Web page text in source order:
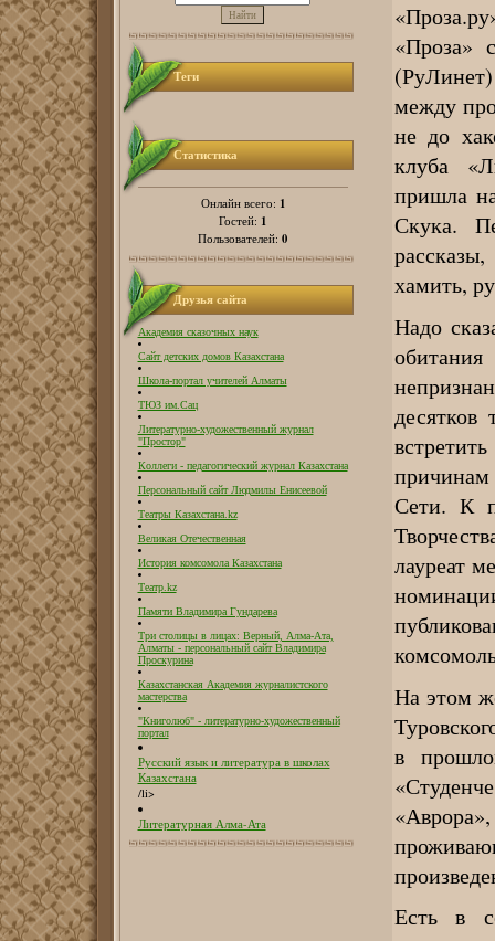
Теги
Статистика
Онлайн всего: 1
Гостей: 1
Пользователей: 0
Друзья сайта
Академия сказочных наук
Сайт детских домов Казахстана
Школа-портал учителей Алматы
ТЮЗ им.Сац
Литературно-художественный журнал
"Простор"
Коллеги - педагогический журнал Казахстана
Персональный сайт Людмилы Енисеевой
Театры Казахстана.kz
Великая Отечественная
История комсомола Казахстана
Театр.kz
Памяти Владимира Гундарева
Три столицы в лицах: Верный, Алма-Ата,
Алматы - персональный сайт Владимира
Проскурина
Казахстанская Академия журналистского
мастерства
"Книголюб" - литературно-художественный
портал
Русский язык и литература в школах
Казахстана
/li>
Литературная Алма-Ата
«Проза»
между
не до
клуба
пришла
Скука.
хамить,
Надо
десятков
причинам
Сети. К
лауреат
На этом
в
Есть в